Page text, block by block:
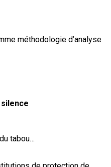
méthodologie d’analyse
tabou…